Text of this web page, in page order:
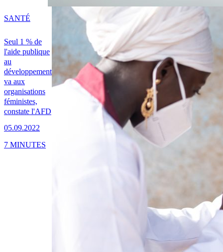
Seul 1 % de
l'aide publique
au
développement
va aux
organisations
féministes,
constate l'AFD
05.09.2022
SANTÉ
7 MINUTES